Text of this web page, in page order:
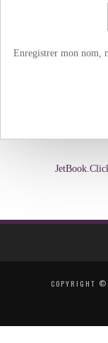
Enregistrer mon nom,
COPYRIGHT